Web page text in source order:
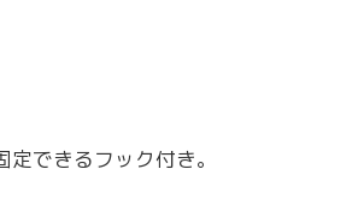
できるフック付き。